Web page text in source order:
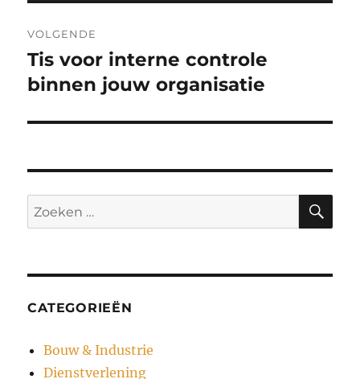
VOLGENDE
Volgend
bericht:
Tis voor interne controle
binnen jouw organisatie
Zoeken
naar:
CATEGORIEËN
Bouw & Industrie
Dienstverlening